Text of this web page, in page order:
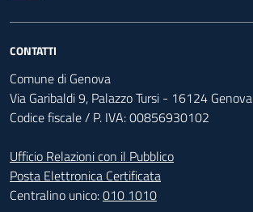
CONTATTI
Comune di Genova
Via Garibaldi 9, Palazzo Tursi - 16124 Genova
Codice fiscale / P. IVA: 00856930102
Ufficio Relazioni con il Pubblico
Posta Elettronica Certificata
Centralino unico:010 1010